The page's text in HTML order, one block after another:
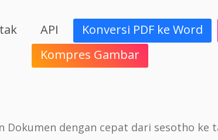
API
Konversi PDF ke Word
Kompres Gambar
Dokumen dengan cepat dari sesotho ke